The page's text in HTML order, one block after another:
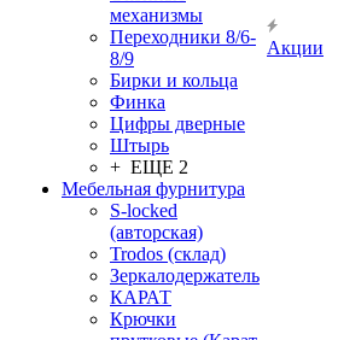
механизмы
Переходники 8/6-
8/9
Бирки и кольца
Финка
Цифры дверные
Штырь
+ ЕЩЕ 2
Мебельная фурнитура
S-locked
(авторская)
Trodos (склад)
Зеркалодержатель
КАРАТ
Крючки
Акции